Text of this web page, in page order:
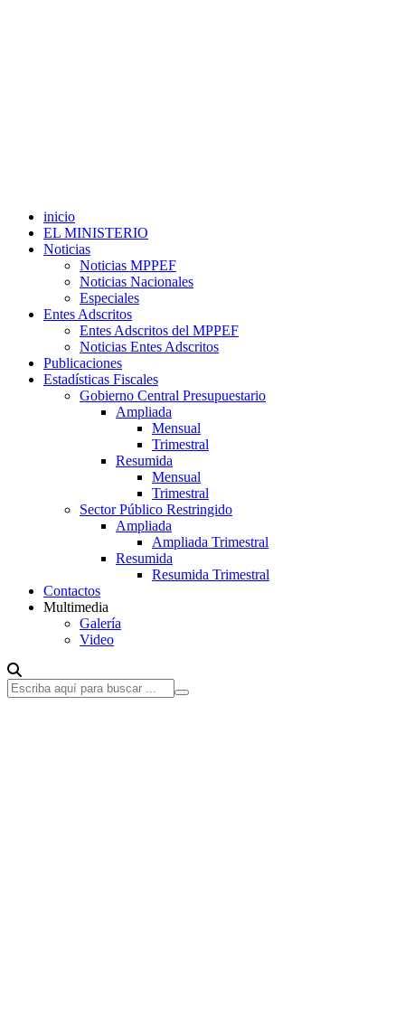
inicio
EL MINISTERIO
Noticias
Noticias MPPEF
Noticias Nacionales
Especiales
Entes Adscritos
Entes Adscritos del MPPEF
Noticias Entes Adscritos
Publicaciones
Estadísticas Fiscales
Gobierno Central Presupuestario
Ampliada
Mensual
Trimestral
Resumida
Mensual
Trimestral
Sector Público Restringido
Ampliada
Ampliada Trimestral
Resumida
Resumida Trimestral
Contactos
Multimedia
Galería
Video